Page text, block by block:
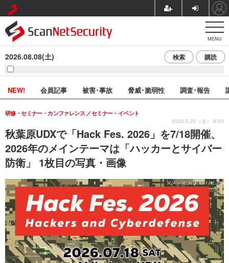
MENU
2026.08.08(土) 検索 購読
NEW! 会員記事 被害･事故 脅威･脆弱性 調査･報告
秋葉原UDXで「Hack Fes. 2026」を7/18開催、
2026年のメインテーマは「ハッカーとサイバー
防衛」 1枚目の写真・画像
研修・セミナー・カンファレンス セミナー・イベント
2026.5.22（金） 8:00